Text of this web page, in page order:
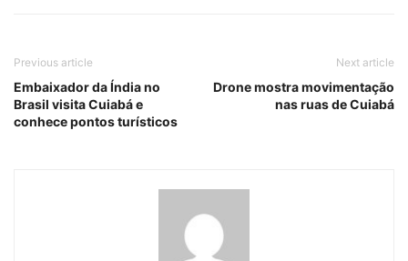
Previous article
Embaixador da Índia no
Brasil visita Cuiabá e
conhece pontos turísticos
Next article
Drone mostra movimentação
nas ruas de Cuiabá